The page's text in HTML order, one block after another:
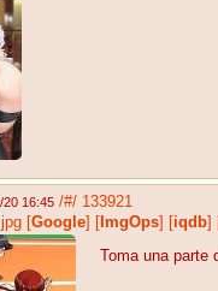
20 16:45 /#/ 133921
[Google] [ ImgOps] [iqdb]
Toma una